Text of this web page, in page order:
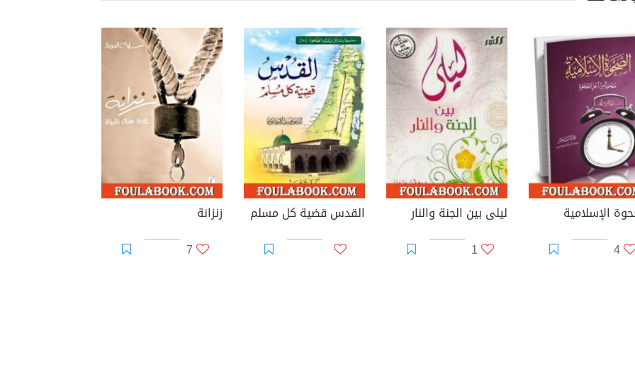
الإسلامية
4
ليلى بين الجنة والنار
1
القدس قضية كل مسلم
زنزانة
7